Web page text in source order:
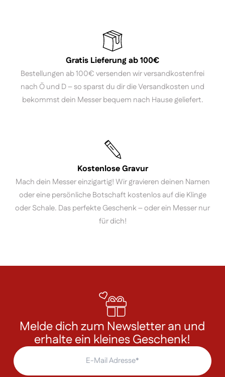
Gratis Lieferung ab 100€
Bestellungen ab 100€ versenden wir versandkostenfrei
nach Ö und D – so sparst du dir die Versandkosten und
bekommst dein Messer bequem nach Hause geliefert.
Kostenlose Gravur
Mach dein Messer einzigartig! Wir gravieren deinen Namen
oder eine persönliche Botschaft kostenlos auf die Klinge
oder Schale. Das perfekte Geschenk – oder ein Messer nur
für dich!
Melde dich zum Newsletter an und
erhalte ein kleines Geschenk!